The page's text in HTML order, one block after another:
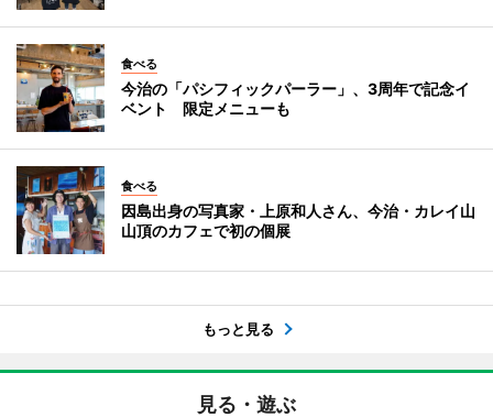
食べる
今治の「パシフィックパーラー」、3周年で記念イ
ベント 限定メニューも
食べる
因島出身の写真家・上原和人さん、今治・カレイ山
山頂のカフェで初の個展
もっと見る
見る・遊ぶ